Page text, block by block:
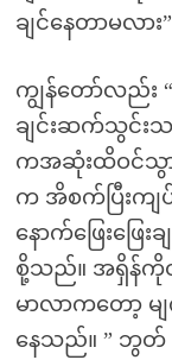
ချင်နေတာမလား”
ကျွန်တော်လည်း
ချင်းဆက်သွင်း
ကအဆုံးထိဝင်သွာ
က အိစက်ပြီးကျ
နောက်ဖြေးဖြ
စို့သည်။ အရှိန်ကို
မာလာကတော့ မ
နေသည်။ ” ဘွ